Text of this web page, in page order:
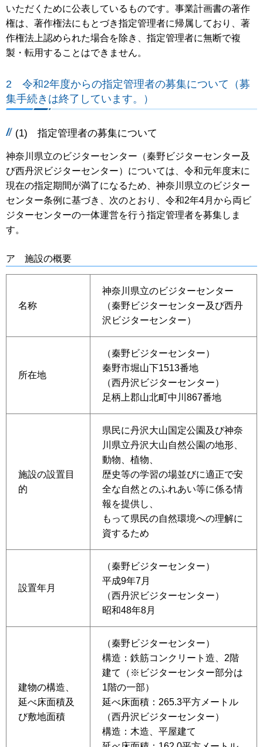
いただくために公表しているものです。事業計画書の著作
権は、著作権法にもとづき指定管理者に帰属しており、著
作権法上認められた場合を除き、指定管理者に無断で複
製・転用することはできません。
2 令和2年度からの指定管理者の募集について（募
集手続きは終了しています。）
(1) 指定管理者の募集について
神奈川県立のビジターセンター（秦野ビジターセンター及
び西丹沢ビジターセンター）については、令和元年度末に
現在の指定期間が満了になるため、神奈川県立のビジター
センター条例に基づき、次のとおり、令和2年4月から両ビ
ジターセンターの一体運営を行う指定管理者を募集しま
す。
ア 施設の概要
名称
神奈川県立のビジターセンター
（秦野ビジターセンター及び西丹
沢ビジターセンター）
所在地
（秦野ビジターセンター）
秦野市堀山下1513番地
（西丹沢ビジターセンター）
足柄上郡山北町中川867番地
施設の設置目
的
県民に丹沢大山国定公園及び神奈
川県立丹沢大山自然公園の地形、
動物、植物、
歴史等の学習の場並びに適正で安
全な自然とのふれあい等に係る情
報を提供し、
もって県民の自然環境への理解に
資するため
設置年月
（秦野ビジターセンター）
平成9年7月
（西丹沢ビジターセンター）
昭和48年8月
建物の構造、
延べ床面積及
び敷地面積
（秦野ビジターセンター）
構造：鉄筋コンクリート造、2階
建て（※ビジターセンター部分は
1階の一部）
延べ床面積：265.3平方メートル
（西丹沢ビジターセンター）
構造：木造、平屋建て